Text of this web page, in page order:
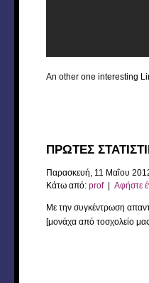
An other one interesting
ΠΡΩΤΕΣ
Παρασκευή, 11 Μαΐου
Κάτω από: prof| Αφήστε
Με την συγκέντρωση
[μονάχα από τοσχολείο